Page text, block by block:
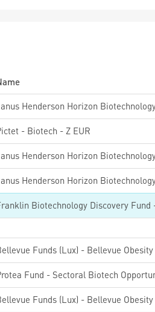
Henderson Horizon
- Biotech - Z EUR
Henderson Horizon
Henderson Horizon
Biotechnology Discovery Fund
Funds (Lux) - Bellevue
Fund - Sectoral Biotech
Funds (Lux) - Bellevue